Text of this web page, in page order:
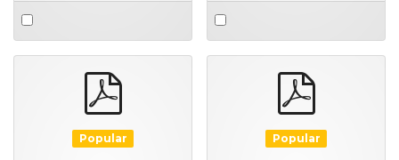
Select
an
item
Select
an
item
Popular Popular